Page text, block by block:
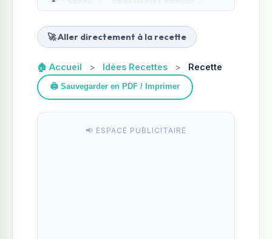
🚀 Aller directement à la recette
🏠 Accueil > Idées Recettes > Recette
🖨️ Sauvegarder en PDF / Imprimer
📢 ESPACE PUBLICITAIRE